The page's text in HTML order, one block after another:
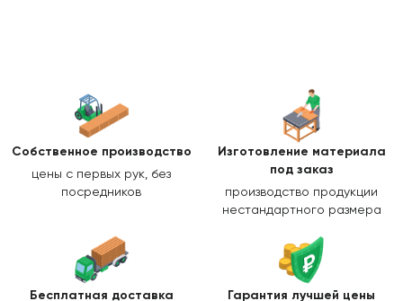
Собственное производство
цены с первых рук, без
посредников
Изготовление материала
под заказ
производство продукции
нестандартного размера
Бесплатная доставка
Гарантия лучшей цены